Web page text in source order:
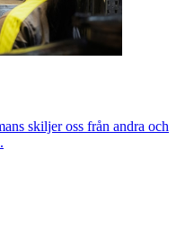
skiljer oss från andra och